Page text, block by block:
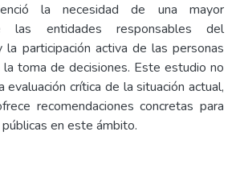
la necesidad de una mayor
las entidades responsables del
participación activa de las personas
la toma de decisiones. Este estudio no
evaluación crítica de la situación actual,
recomendaciones concretas para
en este ámbito.